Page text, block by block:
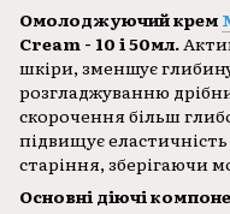
Омолоджуючий крем
Cream - 10 і 50мл.
шкіри, зменшує
розгладжуванню
скорочення більш
підвищує
старіння, зберігаючи
Основні діючі